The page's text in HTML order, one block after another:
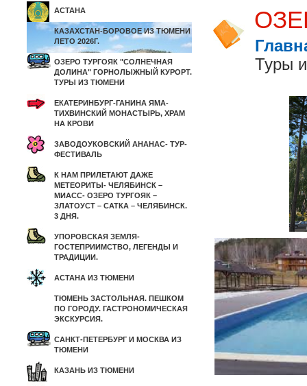
АСТАНА
КАЗАХСТАН-БОРОВОЕ ИЗ ТЮМЕНИ
ЛЕТО 2026Г.
ОЗЕРО ТУРГОЯК "СОЛНЕЧНАЯ
ДОЛИНА" ГОРНОЛЫЖНЫЙ КУРОРТ.
ТУРЫ ИЗ ТЮМЕНИ
ЕКАТЕРИНБУРГ-ГАНИНА ЯМА-
ТИХВИНСКИЙ МОНАСТЫРЬ, ХРАМ
НА КРОВИ
ЗАВОДОУКОВСКИЙ АНАНАС- ТУР-
ФЕСТИВАЛЬ
К НАМ ПРИЛЕТАЮТ ДАЖЕ
МЕТЕОРИТЫ- ЧЕЛЯБИНСК –
МИАСС- ОЗЕРО ТУРГОЯК –
ЗЛАТОУСТ – САТКА – ЧЕЛЯБИНСК.
3 ДНЯ.
УПОРОВСКАЯ ЗЕМЛЯ-
ГОСТЕПРИИМСТВО, ЛЕГЕНДЫ И
ТРАДИЦИИ.
АСТАНА ИЗ ТЮМЕНИ
ТЮМЕНЬ ЗАСТОЛЬНАЯ. ПЕШКОМ
ПО ГОРОДУ. ГАСТРОНОМИЧЕСКАЯ
ЭКСКУРСИЯ.
САНКТ-ПЕТЕРБУРГ И МОСКВА ИЗ
ТЮМЕНИ
КАЗАНЬ ИЗ ТЮМЕНИ
Туры